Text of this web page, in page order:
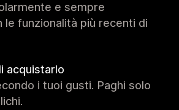
e sempre
le funzionalità più recenti di
acquistarlo
i tuoi gusti. Paghi solo